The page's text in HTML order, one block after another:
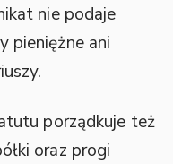
nie podaje
pieniężne ani
porządkuje też
oraz progi